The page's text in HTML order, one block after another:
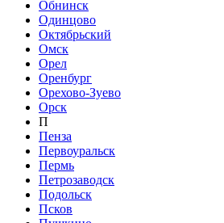
Обнинск
Одинцово
Октябрьский
Омск
Орел
Оренбург
Орехово-Зуево
Орск
П
Пенза
Первоуральск
Пермь
Петрозаводск
Подольск
Псков